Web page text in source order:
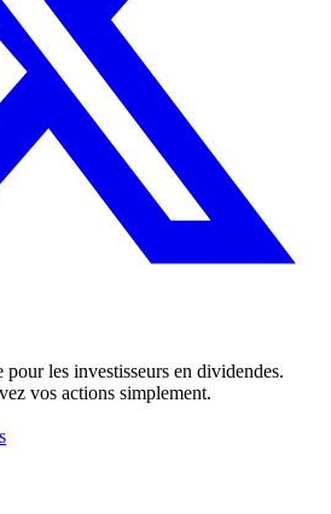
les investisseurs en dividendes.
vos actions simplement.